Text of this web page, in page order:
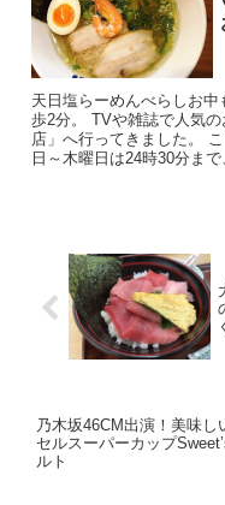
天日塩らーめんべらしお
歩2分。 TVや雑誌で人気
店」へ行ってきました。
日～木曜日は24時30分まで
乃木坂46CM出演！美味し
セルスーパーカップ
ルト